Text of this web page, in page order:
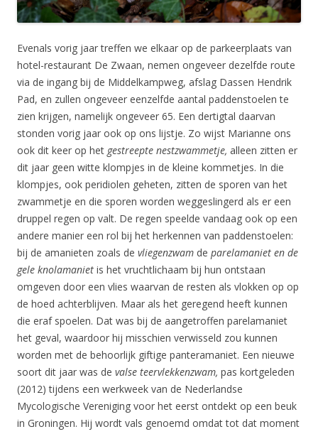
Evenals vorig jaar treffen we elkaar op de parkeerplaats van
hotel-restaurant De Zwaan, nemen ongeveer dezelfde route
via de ingang bij de Middelkampweg, afslag Dassen Hendrik
Pad, en zullen ongeveer eenzelfde aantal paddenstoelen te
zien krijgen, namelijk ongeveer 65. Een dertigtal daarvan
stonden vorig jaar ook op ons lijstje. Zo wijst Marianne ons
ook dit keer op het gestreepte nestzwammetje, alleen zitten er
dit jaar geen witte klompjes in de kleine kommetjes. In die
klompjes, ook peridiolen geheten, zitten de sporen van het
zwammetje en die sporen worden weggeslingerd als er een
druppel regen op valt. De regen speelde vandaag ook op een
andere manier een rol bij het herkennen van paddenstoelen:
bij de amanieten zoals de vliegenzwam de parelamaniet en de
gele knolamaniet is het vruchtlichaam bij hun ontstaan
omgeven door een vlies waarvan de resten als vlokken op op
de hoed achterblijven. Maar als het geregend heeft kunnen
die eraf spoelen. Dat was bij de aangetroffen parelamaniet
het geval, waardoor hij misschien verwisseld zou kunnen
worden met de behoorlijk giftige panteramaniet. Een nieuwe
soort dit jaar was de valse teervlekkenzwam, pas kortgeleden
(2012) tijdens een werkweek van de Nederlandse
Mycologische Vereniging voor het eerst ontdekt op een beuk
in Groningen. Hij wordt vals genoemd omdat tot dat moment